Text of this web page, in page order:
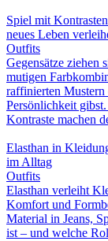
Spiel mit
neues Leben
Outfits
Gegensätze ziehen
mutigen
raffinierten
Persönlichkeit
Kontraste machen
Elasthan in
im Alltag
Outfits
Elasthan verleiht
Komfort und
Material in Jeans,
ist – und welche